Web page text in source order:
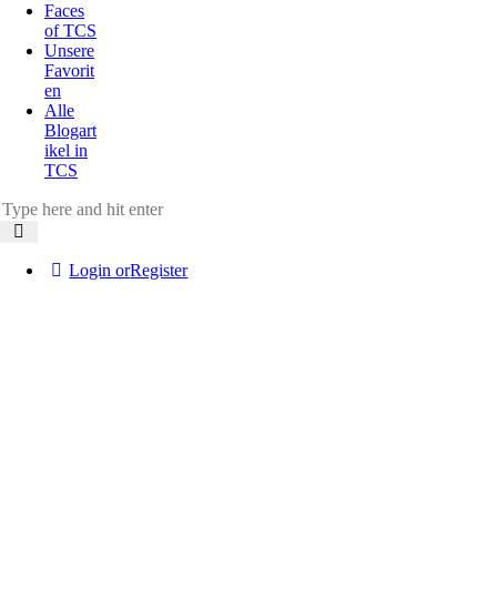
Faces
of TCS
Unsere
Favorit
en
Alle
Blogart
ikel in
TCS
Login orRegister